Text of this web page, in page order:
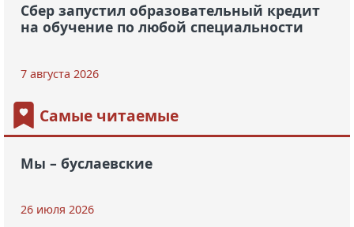
Сбер запустил образовательный кредит
на обучение по любой специальности
7 августа 2026
Самые читаемые
Мы – буслаевские
26 июля 2026